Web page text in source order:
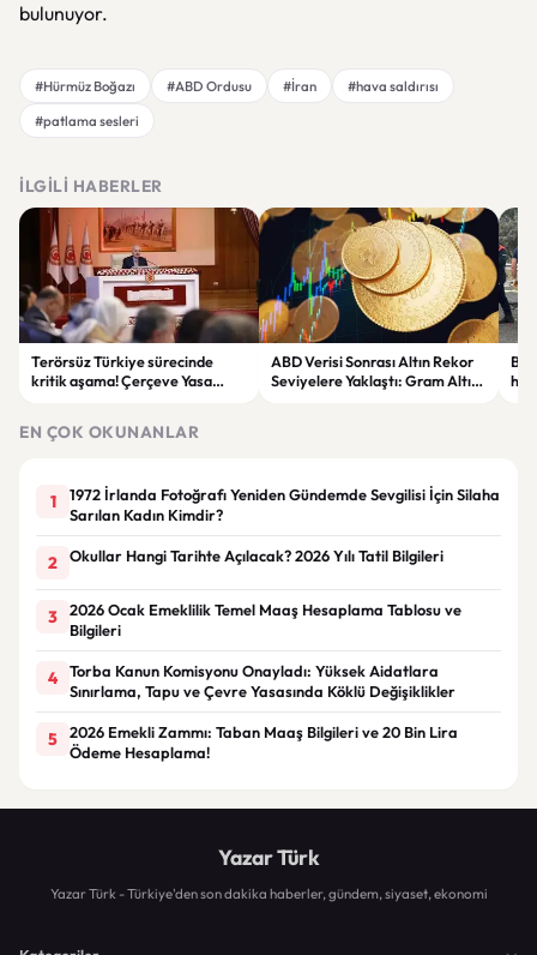
bulunuyor.
#Hürmüz Boğazı #ABD Ordusu #İran
#hava saldırısı
#patlama sesleri
İLGILI HABERLER
Terörsüz Türkiye sürecinde
kritik aşama! Çerçeve Yasa
ABD Verisi Sonrası Altın Rekor
Seviyelere Yaklaştı: Gram Altın
EN ÇOK OKUNANLAR
1
1972 İrlanda Fotoğrafı Yeniden Gündemde Sevgilisi İçin Silaha
Sarılan Kadın Kimdir?
2 Okullar Hangi Tarihte Açılacak? 2026 Yılı Tatil Bilgileri
3
2026 Ocak Emeklilik Temel Maaş Hesaplama Tablosu ve
Bilgileri
4
Torba Kanun Komisyonu Onayladı: Yüksek Aidatlara
Sınırlama, Tapu ve Çevre Yasasında Köklü Değişiklikler
5
2026 Emekli Zammı: Taban Maaş Bilgileri ve 20 Bin Lira
Ödeme Hesaplama!
Yazar Türk
Yazar Türk - Türkiye'den son dakika haberler, gündem, siyaset, ekonomi